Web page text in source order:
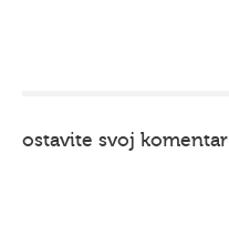
ostavite svoj komentar